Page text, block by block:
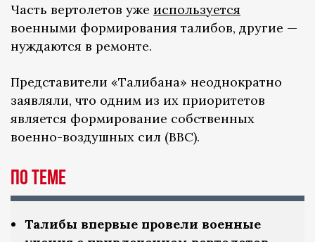
Часть вертолетов уже используется
военными формирования талибов, другие —
нуждаются в ремонте.
Представители «Талибана» неоднократно
заявляли, что одним из их приоритетов
является формирование собственных
военно-воздушных сил (ВВС).
По теме
Талибы впервые провели военные